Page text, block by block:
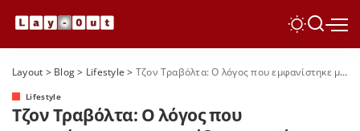
Layout > Blog> Lifestyle > Τζον Τραβόλτα: Ο λόγος που εμφανίστηκε με μπερέδες στις Κάννες
Lifestyle
Τζον Τραβόλτα: Ο λόγος που